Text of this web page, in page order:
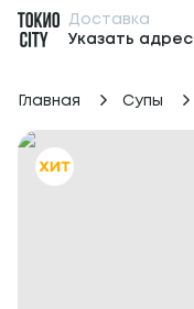
Доставка
Указать адрес
Главная Супы